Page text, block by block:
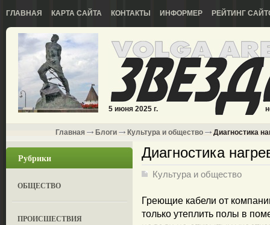
ГЛАВНАЯ КАРТА САЙТА КОНТАКТЫ ИНФОРМЕР РЕЙТИНГ
5 июня 2025 г.
Главная Блоги Культура и общество Диагностика
Рубрики
ОБЩЕСТВО
ПРОИСШЕСТВИЯ
Диагностика
Культура и общество
Греющие кабели от
только утеплить полы в